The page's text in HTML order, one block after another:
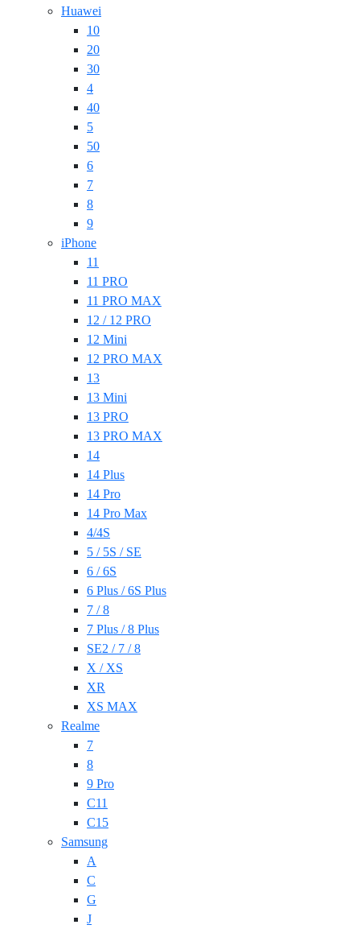
Huawei
10
20
30
4
40
5
50
6
7
8
9
iPhone
11
11 PRO
11 PRO MAX
12 / 12 PRO
12 Mini
12 PRO MAX
13
13 Mini
13 PRO
13 PRO MAX
14
14 Plus
14 Pro
14 Pro Max
4/4S
5 / 5S / SE
6 / 6S
6 Plus / 6S Plus
7 / 8
7 Plus / 8 Plus
SE2 / 7 / 8
X / XS
XR
XS MAX
Realme
7
8
9 Pro
C11
C15
Samsung
A
C
G
J